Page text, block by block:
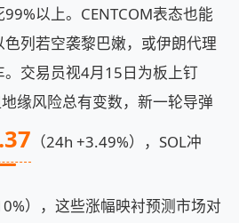
以上。CENTCOM表态也能
列若空袭黎巴嫩，或伊朗代理
交易员视4月15日为板上钉
缘风险总有变数，新一轮导弹
（24h +3.49%），SOL冲
），这些涨幅映衬预测市场对